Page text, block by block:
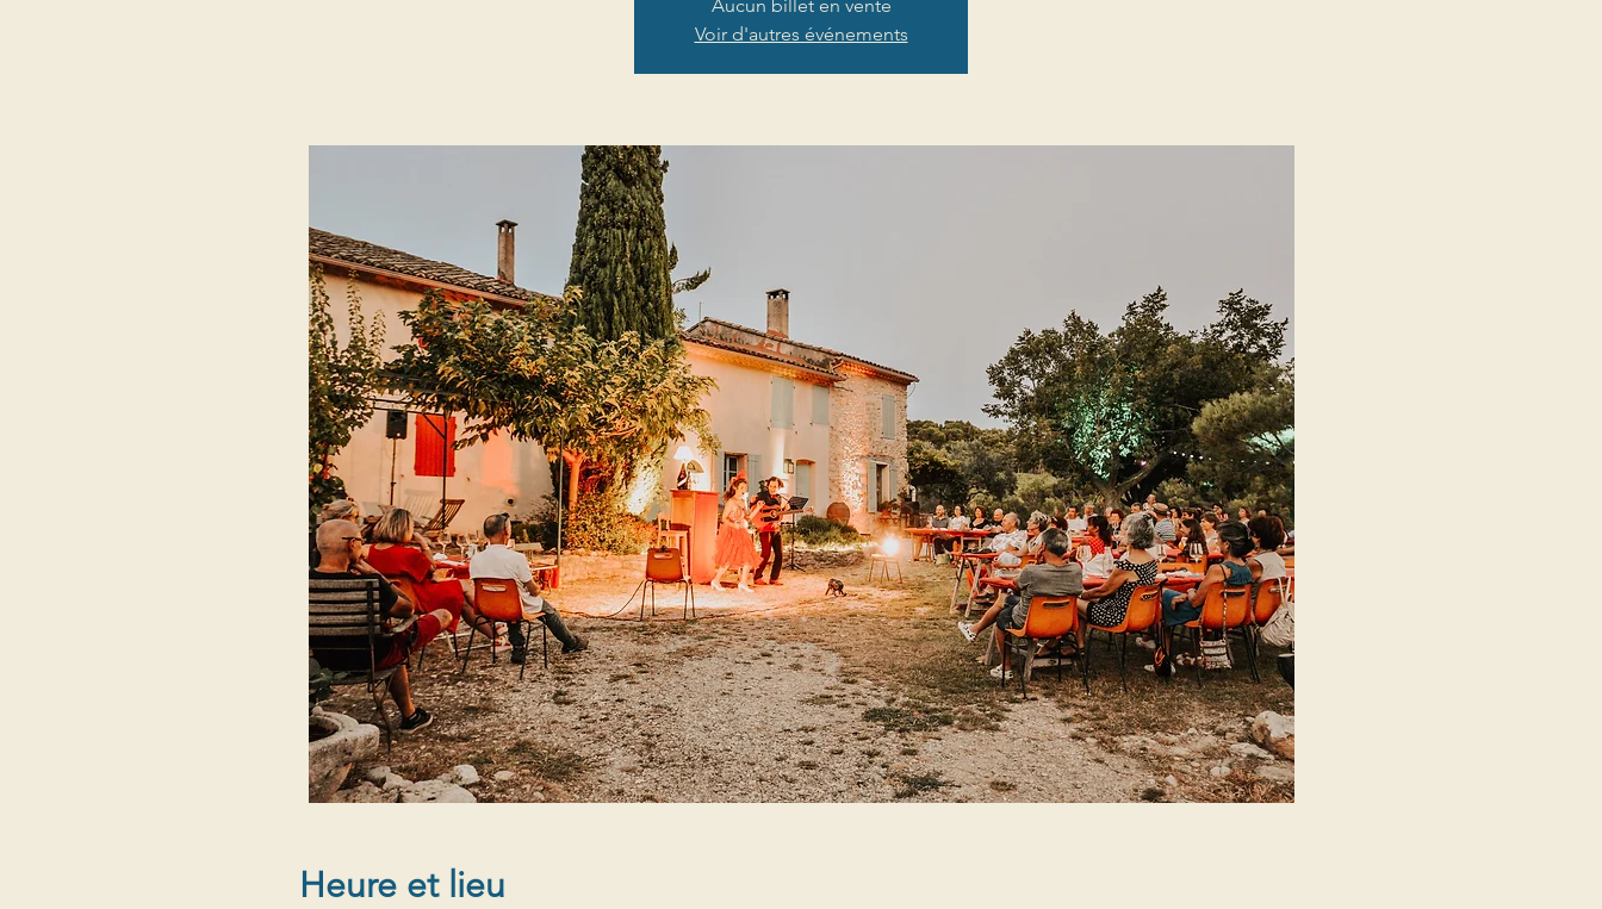
Aucun billet en vente
Voir d'autres événements
Heure et lieu